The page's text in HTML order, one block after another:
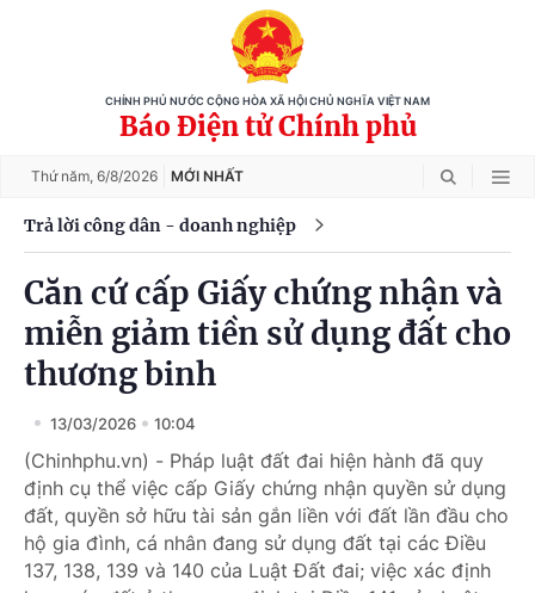
CHÍNH PHỦ NƯỚC CỘNG HÒA XÃ HỘI CHỦ NGHĨA VIỆT NAM
Báo Điện tử Chính phủ
Thứ năm, 6/8/2026 MỚI NHẤT
Trả lời công dân - doanh nghiệp
Căn cứ cấp Giấy chứng nhận và
miễn giảm tiền sử dụng đất cho
thương binh
13/03/2026 10:04
(Chinhphu.vn) - Pháp luật đất đai hiện hành đã quy
định cụ thể việc cấp Giấy chứng nhận quyền sử dụng
đất, quyền sở hữu tài sản gắn liền với đất lần đầu cho
hộ gia đình, cá nhân đang sử dụng đất tại các Điều
137, 138, 139 và 140 của Luật Đất đai; việc xác định